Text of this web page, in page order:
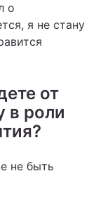
о
я не стану
от
в роли
не быть